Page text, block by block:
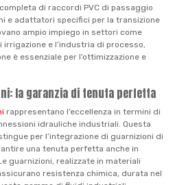
di raccordi PVC di passaggio
e adattatori specifici per la transizione
ampio impiego in settori come
e l’industria di processo,
è essenziale per l’ottimizzazione e
la garanzia di tenuta perfetta
rappresentano l’eccellenza in termini di
idrauliche industriali. Questa
per l’integrazione di guarnizioni di
una tenuta perfetta anche in
guarnizioni, realizzate in materiali
resistenza chimica, durata nel